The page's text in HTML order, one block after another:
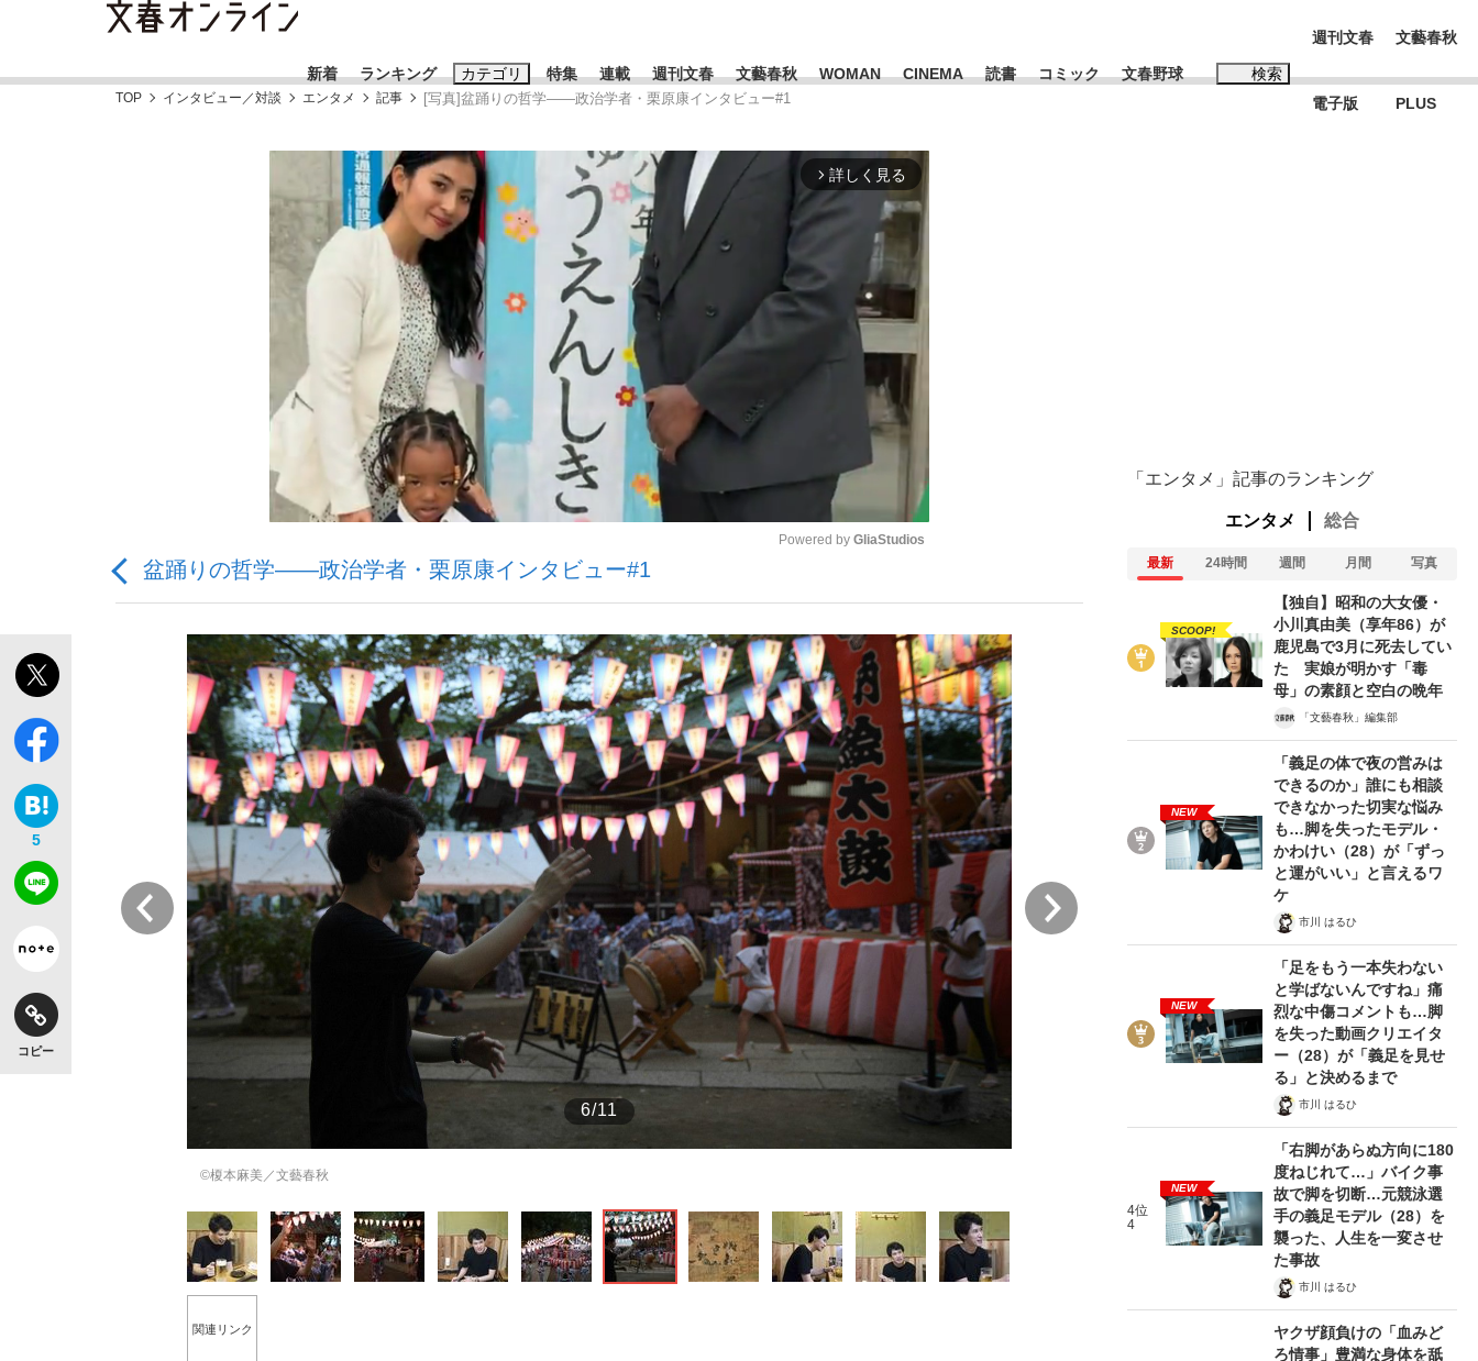
新着 ランキング カテゴリ
「キオクシアの投資の桁は一つ多くてもいい」時価総額が一時トヨタ超え...
【独自】昭和の大女優・小川真由美（享年86）が鹿児島で3月に死去し...
特集
終戦から81年 日本生まれのK-POPアイドルたち
私のあのとき、私のいま
キングの誕生を、目撃せよ。
もっと見る
連載 週刊文春 文藝春秋 WOMAN CINEMA 読書 コミック 文春野球 検索
おすすめのキーワードタグ一覧
#藤田晋 #三山凌輝 #高市早苗 #後藤真希 #森岡毅 #城彰二 #内田有紀
#玉木雄一郎
#亀和田武
週刊文春
電子版
文藝春秋
PLUS
TOP インタビュー／対談 エンタメ 記事 [写真]盆踊りの哲学――政治学者・栗原康インタビュー#1
arrow_forward_ios 詳しく見る
Mute
Powered by GliaStudios
盆踊りの哲学――政治学者・栗原康インタビュー#1
5
コピー
6/11
©榎本麻美／文藝春秋
前
関連リンク
「エンタメ」記事のランキング
エンタメ 総合
最新 24時間 週間 月間 写真
SCOOP!
【独自】昭和の大女優・
小川真由美（享年86）が
鹿児島で3月に死去してい
た 実娘が明かす「毒
母」の素顔と空白の晩年
「文藝春秋」編集部
NEW
「義足の体で夜の営みは
できるのか」誰にも相談
できなかった切実な悩み
も…脚を失ったモデル・
かわけい（28）が「ずっ
と運がいい」と言えるワ
ケ
市川 はるひ
NEW
「足をもう一本失わない
と学ばないんですね」痛
烈な中傷コメントも…脚
を失った動画クリエイタ
ー（28）が「義足を見せ
る」と決めるまで
市川 はるひ
4位
4
NEW
「右脚があらぬ方向に180
度ねじれて…」バイク事
故で脚を切断…元競泳選
手の義足モデル（28）を
襲った、人生を一変させ
た事故
市川 はるひ
ヤクザ顔負けの「血みど
ろ情事」豊満な身体を舐